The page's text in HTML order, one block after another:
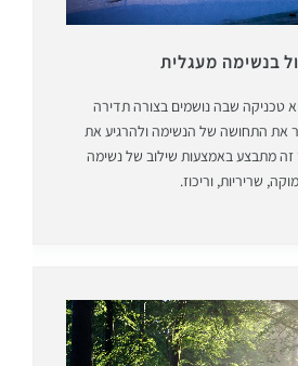
בנשימה מעגלית
טכניקה שבה נושמים בצורה תדירה
את התחושה של הנשימה ולהרגיע את
זה מתבצע באמצעות שילוב של נשימה
שריריות, וריכוז.